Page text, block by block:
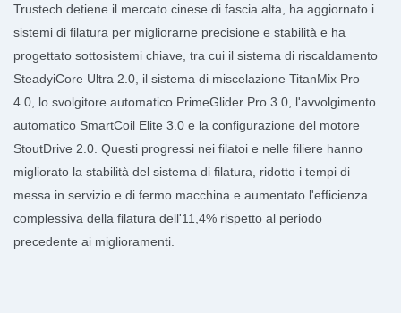
Trustech detiene il mercato cinese di fascia alta, ha aggiornato i
sistemi di filatura per migliorarne precisione e stabilità e ha
progettato sottosistemi chiave, tra cui il sistema di riscaldamento
SteadyiCore Ultra 2.0, il sistema di miscelazione TitanMix Pro
4.0, lo svolgitore automatico PrimeGlider Pro 3.0, l'avvolgimento
automatico SmartCoil Elite 3.0 e la configurazione del motore
StoutDrive 2.0. Questi progressi nei filatoi e nelle filiere hanno
migliorato la stabilità del sistema di filatura, ridotto i tempi di
messa in servizio e di fermo macchina e aumentato l'efficienza
complessiva della filatura dell'11,4% rispetto al periodo
precedente ai miglioramenti.